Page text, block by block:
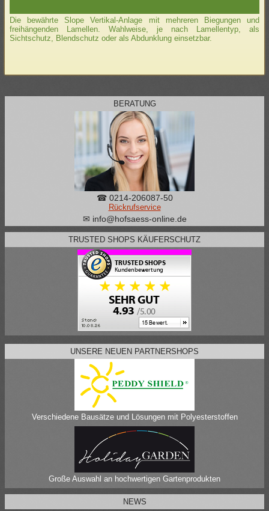
Die bewährte Slope Vertikal-Anlage mit mehreren Biegungen und
freihängenden Lamellen. Wahlweise, je nach Lamellentyp, als
Sichtschutz, Blendschutz oder als Abdunklung einsetzbar.
BERATUNG
☎ 0214-206087-50
Rückrufservice
✉ info@hofsaess-online.de
TRUSTED SHOPS KÄUFERSCHUTZ
UNSERE NEUEN PARTNERSHOPS
Verschiedene Bausätze und Lösungen mit Polyesterstoffen
Große Auswahl an hochwertigen Gartenprodukten
NEWS